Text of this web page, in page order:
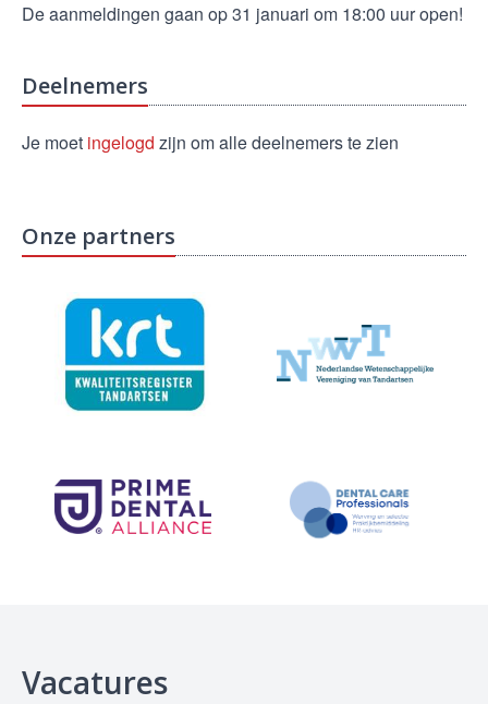
De aanmeldingen gaan op 31 januari om 18:00 uur open!
Deelnemers
Je moet ingelogd zijn om alle deelnemers te zien
Onze partners
Vacatures